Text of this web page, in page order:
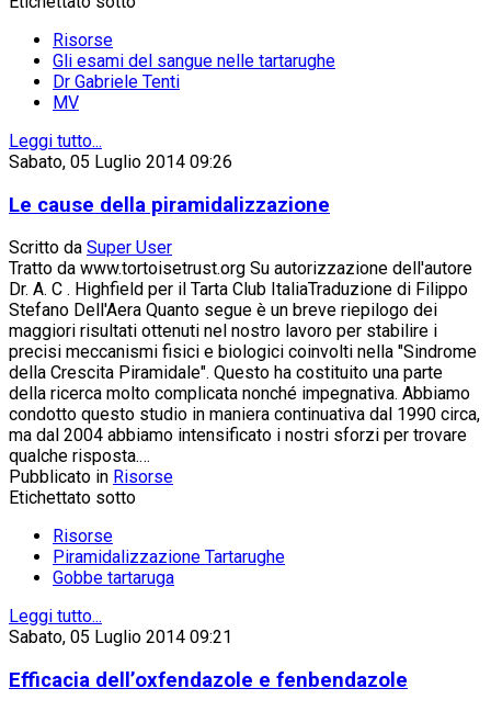
Risorse
Gli esami del sangue nelle tartarughe
Dr Gabriele Tenti
MV
Leggi tutto...
Sabato, 05 Luglio 2014 09:26
Le cause della piramidalizzazione
Scritto da Super User
Tratto da www.tortoisetrust.org Su autorizzazione dell'autore
Dr. A. C . Highfield per il Tarta Club ItaliaTraduzione di Filippo
Stefano Dell'Aera Quanto segue è un breve riepilogo dei
maggiori risultati ottenuti nel nostro lavoro per stabilire i
precisi meccanismi fisici e biologici coinvolti nella "Sindrome
della Crescita Piramidale". Questo ha costituito una parte
della ricerca molto complicata nonché impegnativa. Abbiamo
condotto questo studio in maniera continuativa dal 1990 circa,
ma dal 2004 abbiamo intensificato i nostri sforzi per trovare
qualche risposta.…
Pubblicato in Risorse
Etichettato sotto
Risorse
Piramidalizzazione Tartarughe
Gobbe tartaruga
Leggi tutto...
Sabato, 05 Luglio 2014 09:21
Efficacia dell’oxfendazole e fenbendazole